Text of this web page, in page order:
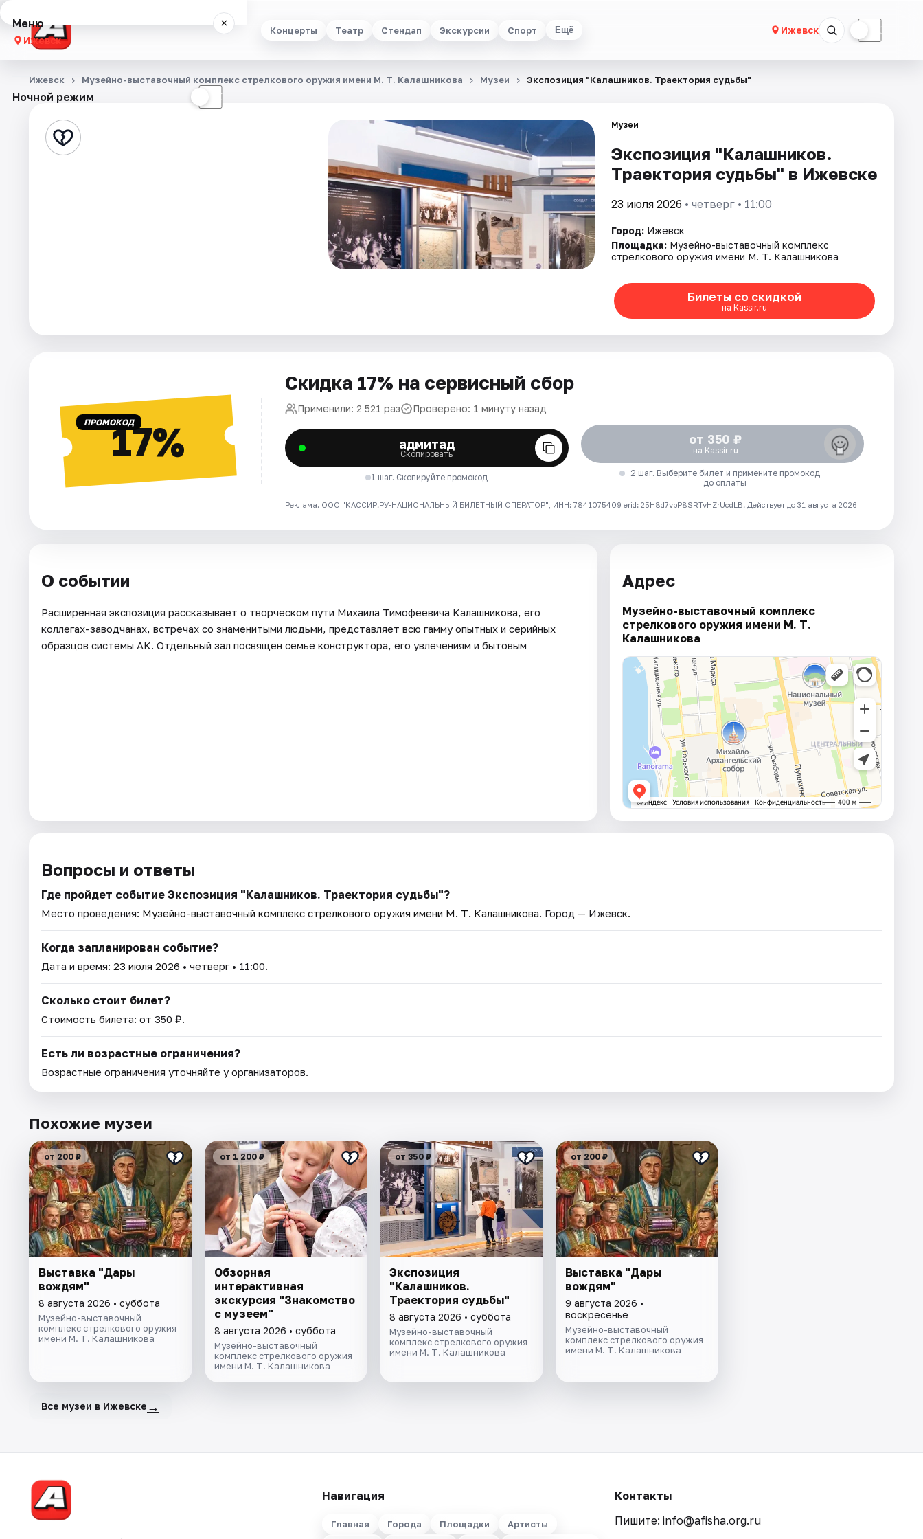
Концерты Театр Стендап Экскурсии Спорт Ещё Ижевск ☾
Меню ×
Ижевск
Концерты
Стендап
Ночной режим ☾
Ижевск Музейно-выставочный комплекс стрелкового оружия имени М. Т. Калашникова Музеи Экспозиция "Калашников. Траектория судьбы"
Музеи
Экспозиция "Калашников.
Траектория судьбы" в Ижевске
23 июля 2026 • четверг • 11:00
Город: Ижевск
Площадка: Музейно-выставочный комплекс
стрелкового оружия имени М. Т. Калашникова
Билеты со скидкой
на Kassir.ru
ПРОМОКОД17%
Скидка 17% на сервисный сбор
Применили: 2 521 раз Проверено: 1 минуту назад
адмитад
Скопировать
1 шаг. Скопируйте промокод
от 350 ₽
на Kassir.ru
2 шаг. Выберите билет и примените промокод
до оплаты
Реклама. ООО "КАССИР.РУ-НАЦИОНАЛЬНЫЙ БИЛЕТНЫЙ ОПЕРАТОР", ИНН: 7841075409 erid: 25H8d7vbP8SRTvHZrUcdLB. Действует до 31 августа 2026
О событии
Расширенная экспозиция рассказывает о творческом пути Михаила Тимофеевича Калашникова, его
коллегах-заводчанах, встречах со знаменитыми людьми, представляет всю гамму опытных и серийных
образцов системы АК. Отдельный зал посвящен семье конструктора, его увлечениям и бытовым
Адрес
Музейно-выставочный комплекс
стрелкового оружия имени М. Т.
Калашникова
Вопросы и ответы
Где пройдет событие Экспозиция "Калашников. Траектория судьбы"?
Место проведения: Музейно-выставочный комплекс стрелкового оружия имени М. Т. Калашникова. Город — Ижевск.
Когда запланирован событие?
Дата и время: 23 июля 2026 • четверг • 11:00.
Сколько стоит билет?
Стоимость билета: от 350 ₽.
Есть ли возрастные ограничения?
Возрастные ограничения уточняйте у организаторов.
Похожие музеи
от 200 ₽
Выставка "Дары
вождям"
8 августа 2026 • суббота
Музейно-выставочный
комплекс стрелкового оружия
имени М. Т. Калашникова
от 1 200 ₽
Обзорная
интерактивная
экскурсия "Знакомство
с музеем"
8 августа 2026 • суббота
Музейно-выставочный
комплекс стрелкового оружия
имени М. Т. Калашникова
от 350 ₽
Экспозиция
"Калашников.
Траектория судьбы"
8 августа 2026 • суббота
Музейно-выставочный
комплекс стрелкового оружия
имени М. Т. Калашникова
от 200 ₽
Выставка "Дары
вождям"
9 августа 2026 •
воскресенье
Музейно-выставочный
комплекс стрелкового оружия
имени М. Т. Калашникова
Все музеи в Ижевске →
Навигация
Главная Города Площадки Артисты
Контакты
Пишите: info@afisha.org.ru